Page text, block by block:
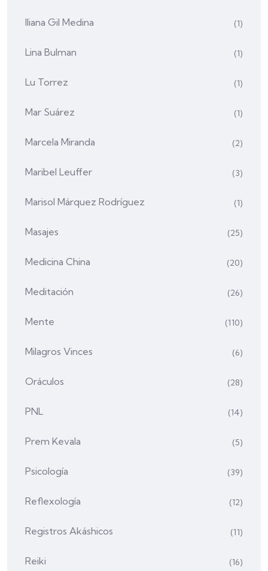
Iliana Gil Medina (1)
Lina Bulman (1)
Lu Torrez (1)
Mar Suárez (1)
Marcela Miranda (2)
Maribel Leuffer (3)
Marisol Márquez Rodríguez (1)
Masajes (25)
Medicina China (20)
Meditación (26)
Mente (110)
Milagros Vinces (6)
Oráculos (28)
PNL (14)
Prem Kevala (5)
Psicología (39)
Reflexología (12)
Registros Akáshicos (11)
Reiki (16)